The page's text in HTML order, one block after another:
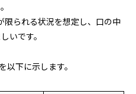
限られる状況を想定し、口の中
いです。
下に示します。